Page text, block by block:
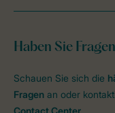
Haben Sie
Schauen Sie sich die
Fragen an oder
Contact Center.